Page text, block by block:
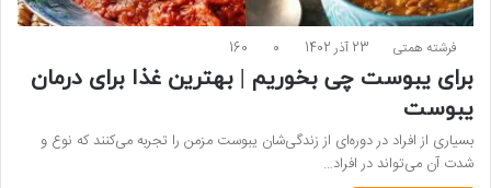
فرشته همتی 23 آذر 1402 0
160
برای یبوست چی بخوریم | بهترین غذا برای درمان
یبوست
بسیاری از افراد در دوره‌ای از زندگی‌شان یبوست مزمن را تجربه می‌کنند که نوع و
شدت آن می‌تواند در افراد…